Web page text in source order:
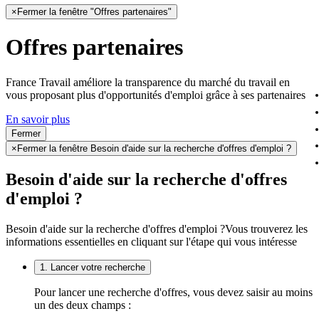
× Fermer la fenêtre "Offres partenaires"
Offres partenaires
France Travail améliore la transparence du marché du travail en
vous proposant plus d'opportunités d'emploi grâce à ses partenaires
En savoir plus
Fermer
× Fermer la fenêtre Besoin d'aide sur la recherche d'offres d'emploi ?
Besoin d'aide sur la recherche d'offres
d'emploi ?
Besoin d'aide sur la recherche d'offres d'emploi ?Vous trouverez les
informations essentielles en cliquant sur l'étape qui vous intéresse
1. Lancer votre recherche
Pour lancer une recherche d'offres, vous devez saisir au moins
un des deux champs :